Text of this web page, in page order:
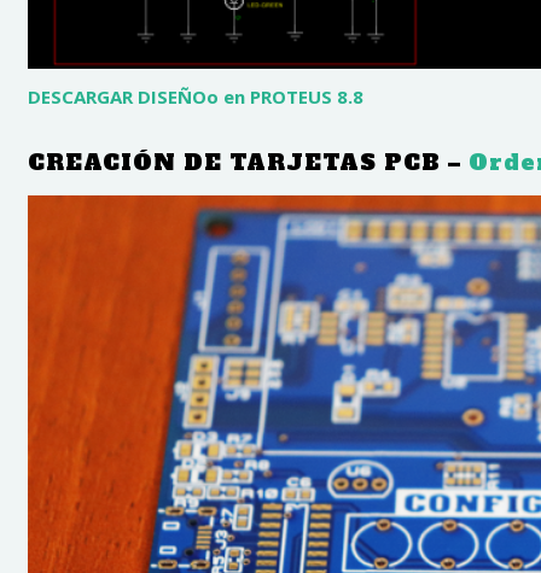
DESCARGAR DISEÑOo en PROTEUS 8.8
CREACIÓN DE TARJETAS PCB –